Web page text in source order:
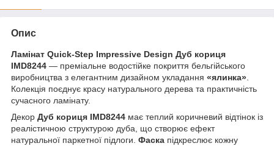
Опис
Ламінат Quick-Step Impressive Design Дуб кориця
IMD8244 — преміальне водостійке покриття бельгійського
виробництва з елегантним дизайном укладання «ялинка»
Колекція поєднує красу натурального дерева та практичність
сучасного ламінату.
Декор Дуб кориця IMD8244 має теплий коричневий відтінок із
реалістичною структурою дуба, що створює ефект
натуральної паркетної підлоги. Фаска підкреслює кожну